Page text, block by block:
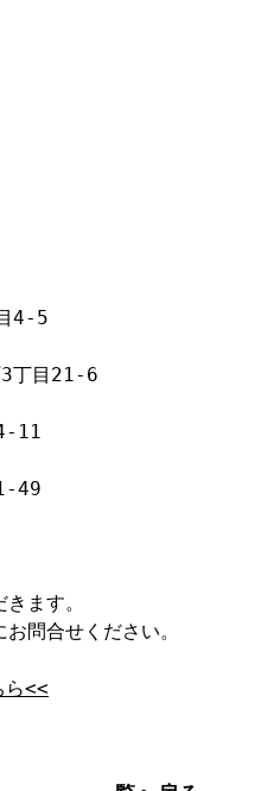
4-5
3丁目21-6
11
49
ます。
問合せください。
ら<<